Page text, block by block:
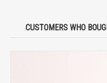
CUSTOMERS WHO